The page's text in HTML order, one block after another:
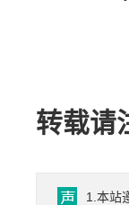
转载请
1.本站